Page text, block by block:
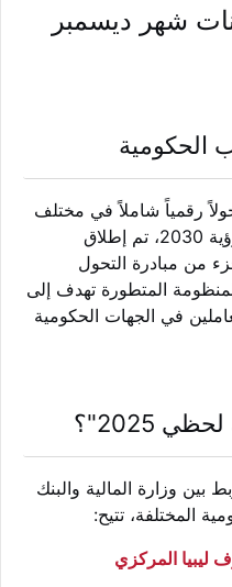
شهر ديسمبر
الحكومية
رقمياً شاملاً في مختلف
القطاعات الحكومية، وفي إطار رؤية 2030، تم إطلاق
من مبادرة التحول
المتطورة تهدف إلى
في الجهات الحكومية
2025"؟
بين وزارة المالية والبنك
المختلفة، تتيح:
المركزي